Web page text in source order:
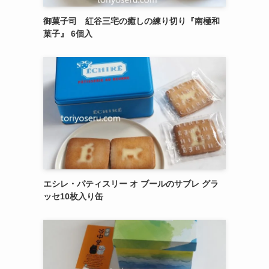
御菓子司 紅谷三宅の癒しの練り切り『南極和
菓子』 6個入
エシレ・パティスリー オ ブールのサブレ グラ
ッセ10枚入り缶